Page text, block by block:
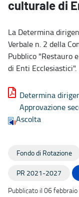
culturale di
La Determina
Verbale n. 2 della
Pubblico "Restauro
di Enti Ecclesiastici".
Determina
Approvazione
Ascolta
Fondo di Rotazione
PR 2021-2027
Pubblicato il 06